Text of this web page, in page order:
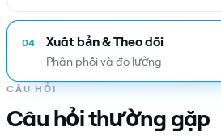
04 Xuất bản & Theo dõi
Phân phối và đo lường
CÂU HỎI
Câu hỏi thường gặp